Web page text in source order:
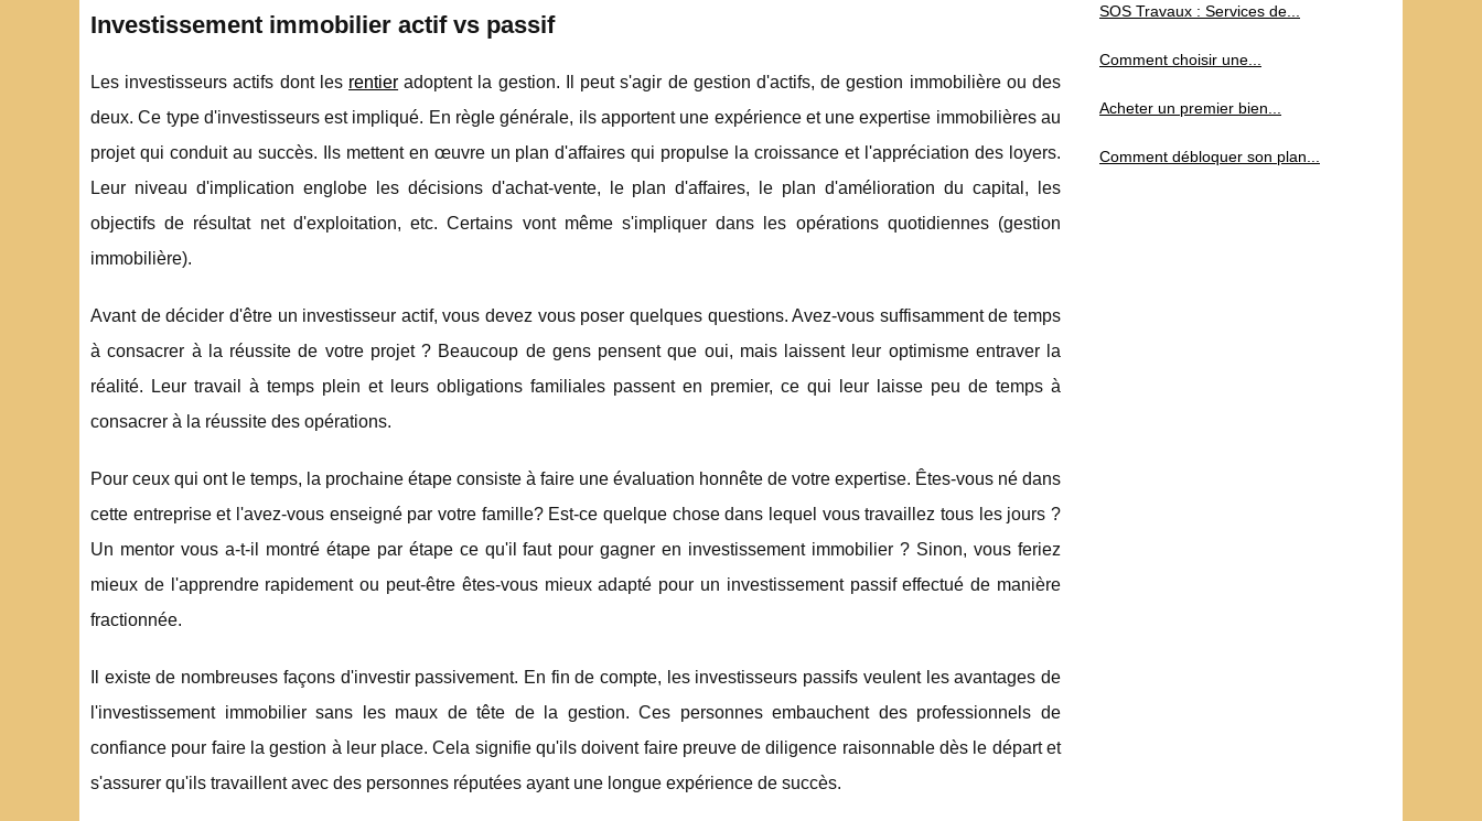
Investissement immobilier actif vs passif
Les investisseurs actifs dont les rentier adoptent la gestion. Il peut s'agir de gestion d'actifs, de gestion immobilière ou des
deux. Ce type d'investisseurs est impliqué. En règle générale, ils apportent une expérience et une expertise immobilières au
projet qui conduit au succès. Ils mettent en œuvre un plan d'affaires qui propulse la croissance et l'appréciation des loyers.
Leur niveau d'implication englobe les décisions d'achat-vente, le plan d'affaires, le plan d'amélioration du capital, les
objectifs de résultat net d'exploitation, etc. Certains vont même s'impliquer dans les opérations quotidiennes (gestion
immobilière).
Avant de décider d'être un investisseur actif, vous devez vous poser quelques questions. Avez-vous suffisamment de temps
à consacrer à la réussite de votre projet ? Beaucoup de gens pensent que oui, mais laissent leur optimisme entraver la
réalité. Leur travail à temps plein et leurs obligations familiales passent en premier, ce qui leur laisse peu de temps à
consacrer à la réussite des opérations.
Pour ceux qui ont le temps, la prochaine étape consiste à faire une évaluation honnête de votre expertise. Êtes-vous né dans
cette entreprise et l'avez-vous enseigné par votre famille? Est-ce quelque chose dans lequel vous travaillez tous les jours ?
Un mentor vous a-t-il montré étape par étape ce qu'il faut pour gagner en investissement immobilier ? Sinon, vous feriez
mieux de l'apprendre rapidement ou peut-être êtes-vous mieux adapté pour un investissement passif effectué de manière
fractionnée.
Il existe de nombreuses façons d'investir passivement. En fin de compte, les investisseurs passifs veulent les avantages de
l'investissement immobilier sans les maux de tête de la gestion. Ces personnes embauchent des professionnels de
confiance pour faire la gestion à leur place. Cela signifie qu'ils doivent faire preuve de diligence raisonnable dès le départ et
s'assurer qu'ils travaillent avec des personnes réputées ayant une longue expérience de succès.
SOS Travaux : Services de...
Comment choisir une...
Acheter un premier bien...
Comment débloquer son plan...